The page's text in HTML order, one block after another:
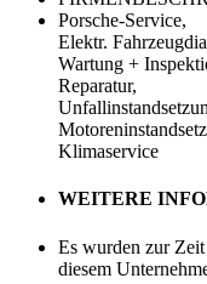
Porsche-Service,
Elektr.
Wartung +
Reparatur,
Klimaservice
WEITERE
Es wurden zur
diesem